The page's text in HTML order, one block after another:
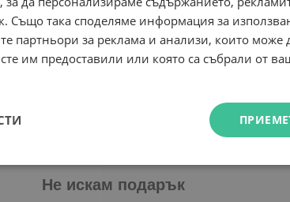
Също така споделяме информация за
партньори за реклама и анализи, които може
им предоставили или която са събрали от
предложения само за теб като
само email адрес и получи отстъпка от
първата ти поръчка.
Не искам подарък